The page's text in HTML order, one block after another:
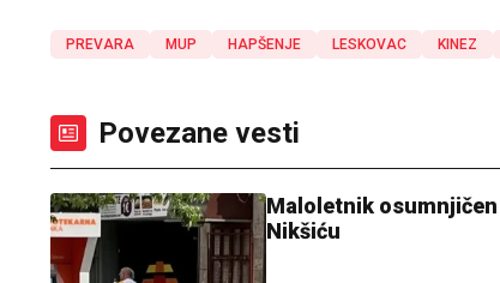
PREVARA MUP HAPŠENJE LESKOVAC KINEZ
Povezane vesti
Maloletnik
Nikšiću